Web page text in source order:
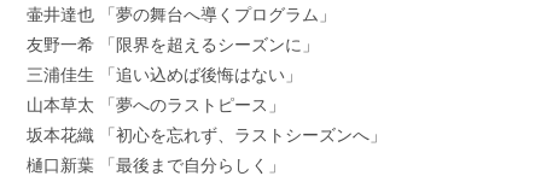
壷井達也 「夢の舞台へ導くプログラム」
友野一希 「限界を超えるシーズンに」
三浦佳生 「追い込めば後悔はない」
山本草太 「夢へのラストピース」
坂本花織 「初心を忘れず、ラストシーズンへ」
樋口新葉 「最後まで自分らしく」